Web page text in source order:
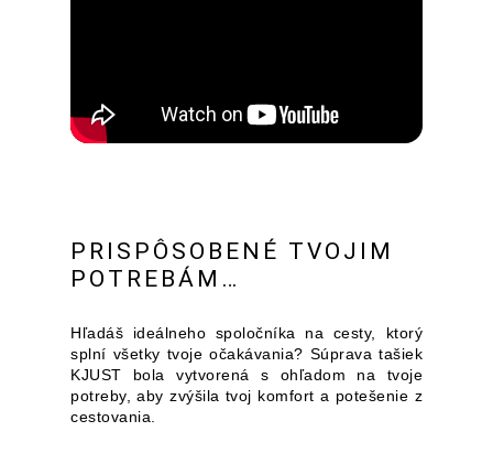
PRISPÔSOBENÉ TVOJIM
POTREBÁM…
Hľadáš ideálneho spoločníka na cesty, ktorý
splní všetky tvoje očakávania? Súprava tašiek
KJUST bola vytvorená s ohľadom na tvoje
potreby, aby zvýšila tvoj komfort a potešenie z
cestovania.